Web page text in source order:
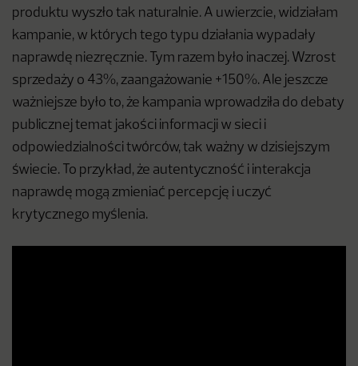
produktu wyszło tak naturalnie. A uwierzcie, widziałam
kampanie, w których tego typu działania wypadały
naprawdę niezręcznie. Tym razem było inaczej. Wzrost
sprzedaży o 43%, zaangażowanie +150%. Ale jeszcze
ważniejsze było to, że kampania wprowadziła do debaty
publicznej temat jakości informacji w sieci i
odpowiedzialności twórców, tak ważny w dzisiejszym
świecie. To przykład, że autentyczność i interakcja
naprawdę mogą zmieniać percepcję i uczyć
krytycznego myślenia.